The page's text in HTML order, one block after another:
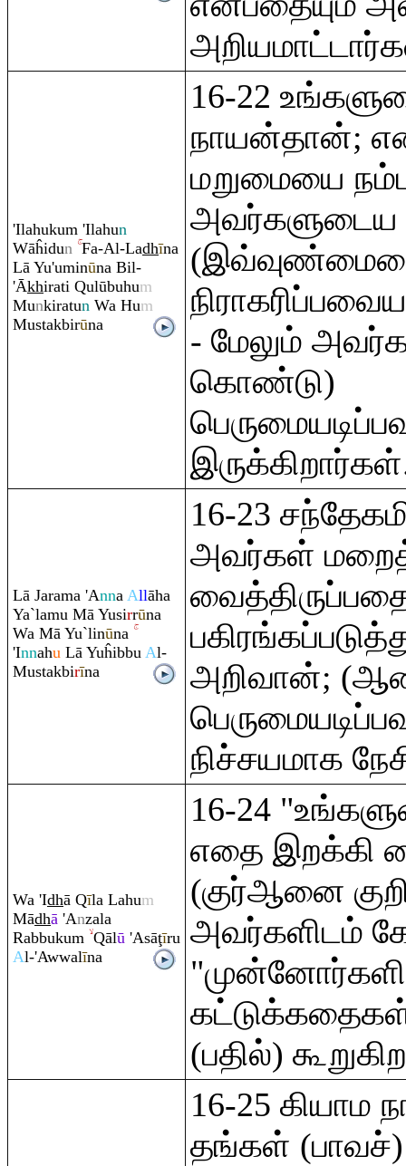
'Ilahukum 'Ilahun
Wāĥidun Fa-Al-Ladhīna
Lā Yu'uminūna Bil-
'Ākhirati Qulūbuhum
Munkiratun Wa Hum
Mustakbirūna
16-22
நாயன்தான்;
மறுமையை
- மேலும்
கொண்டு)
Lā Jarama 'Anna Allāha
Ya`lamu Mā Yusirrūna
Wa Mā Yu`linūna
'Innahu Lā Yuĥibbu Al-
Mustakbirīna
16-23
அவர்கள்
அறிவான்;
நிச்சயமாக
Wa 'Idhā Qīla Lahum
Mādhā 'Anzala
Rabbukum Qālū 'Asāţīru
Al-'Awwalīna
16-24
எதை இறக்கி
(குர்ஆனை
அவர்களிடம்
(பதில்)
16-25 கியாம
தங்கள்